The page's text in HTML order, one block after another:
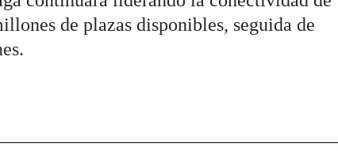
de plazas disponibles, seguida de